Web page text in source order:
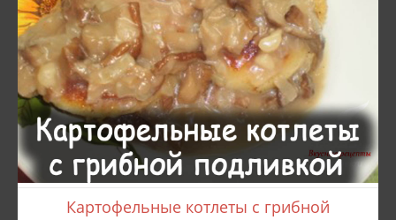
Картофельные котлеты с грибной